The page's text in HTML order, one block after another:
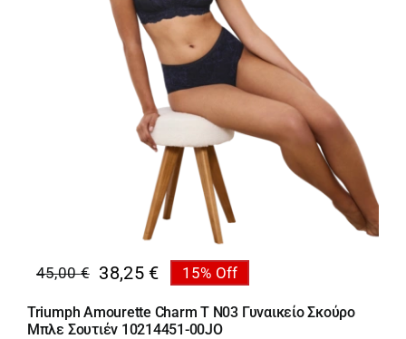
45,00€
Original
price
was:
38,25 €
Η
τρέχουσα
τιμή
15% Off
Triumph Amourette Charm T N03 Γυναικείο Σκούρο
Μπλε Σουτιέν 10214451-00JO